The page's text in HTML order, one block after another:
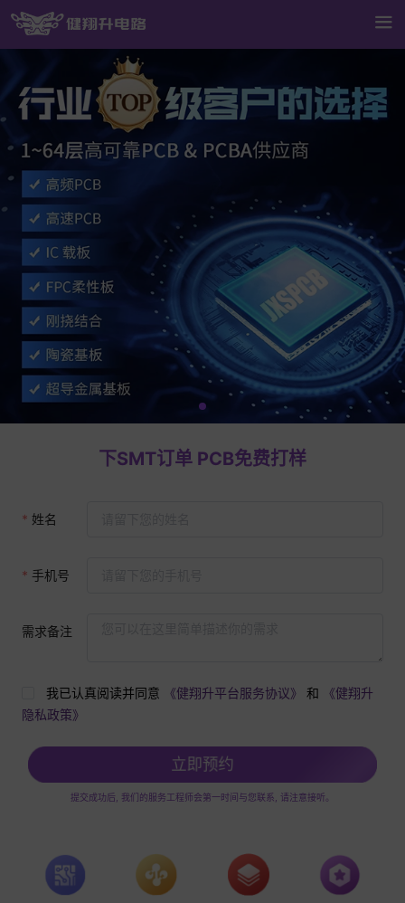
下SMT订单 PCB免费打样
姓名
手机号
需求备注
我已认真阅读并同意 《健翔升平台服务协议》 和
《健翔升
隐私政策》
立即预约
提交成功后, 我们的服务工程师会第一时间与您联系, 请注意接听。